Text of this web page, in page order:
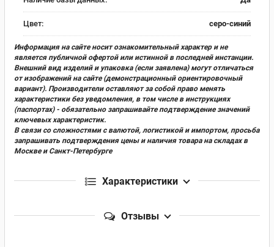
Цвет: серо-синий
Информация на сайте носит ознакомительный характер и не
является публичной офертой или истинной в последней инстанции.
Внешний вид изделий и упаковка (если заявлена) могут отличаться
от изображений на сайте (демонстрационный ориентировочный
вариант). Производители оставляют за собой право менять
характеристики без уведомления, в том числе в инструкциях
(паспортах) - обязательно запрашивайте подтверждение значений
ключевых характеристик.
В связи со сложностями с валютой, логистикой и импортом, просьба
запрашивать подтверждения цены и наличия товара на складах в
Москве и Санкт-Петербурге
Характеристики
Отзывы